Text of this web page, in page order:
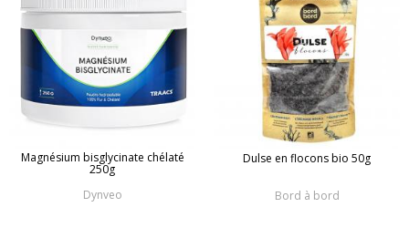
Magnésium bisglycinate chélaté
250g
Dynveo
Dulse en flocons bio 50g
Bord à bord